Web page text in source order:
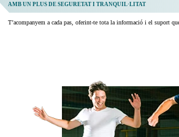
AMB UN PLUS DE SEGURETAT I TRANQUIL·LITAT
T’acompanyem a cada pas, oferint-te tota la informació i el suport